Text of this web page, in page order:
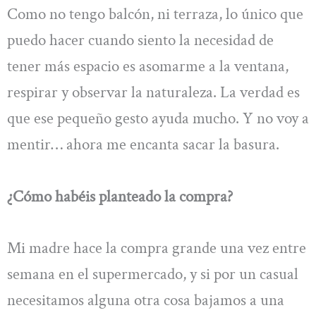
Como no tengo balcón, ni terraza, lo único que
puedo hacer cuando siento la necesidad de
tener más espacio es asomarme a la ventana,
respirar y observar la naturaleza. La verdad es
que ese pequeño gesto ayuda mucho. Y no voy a
mentir… ahora me encanta sacar la basura.
¿Cómo habéis planteado la compra?
Mi madre hace la compra grande una vez entre
semana en el supermercado, y si por un casual
necesitamos alguna otra cosa bajamos a una